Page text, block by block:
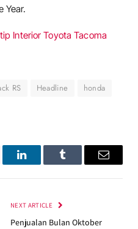
Year.
Interior Toyota Tacoma
RS Headline
honda
LinkedInTumblr Email
NEXT ARTICLE
Penjualan Bulan Oktober